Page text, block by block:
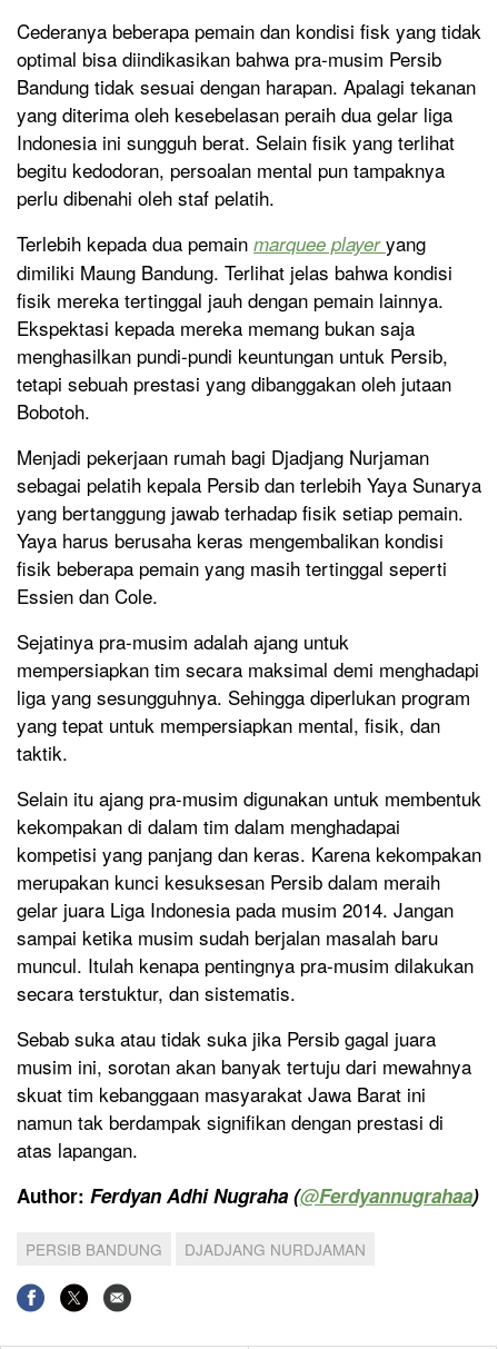
Cederanya beberapa pemain dan kondisi fisk yang tidak
optimal bisa diindikasikan bahwa pra-musim Persib
Bandung tidak sesuai dengan harapan. Apalagi tekanan
yang diterima oleh kesebelasan peraih dua gelar liga
Indonesia ini sungguh berat. Selain fisik yang terlihat
begitu kedodoran, persoalan mental pun tampaknya
perlu dibenahi oleh staf pelatih.
Terlebih kepada dua pemain marquee playeryang
dimiliki Maung Bandung. Terlihat jelas bahwa kondisi
fisik mereka tertinggal jauh dengan pemain lainnya.
Ekspektasi kepada mereka memang bukan saja
menghasilkan pundi-pundi keuntungan untuk Persib,
tetapi sebuah prestasi yang dibanggakan oleh jutaan
Bobotoh.
Menjadi pekerjaan rumah bagi Djadjang Nurjaman
sebagai pelatih kepala Persib dan terlebih Yaya Sunarya
yang bertanggung jawab terhadap fisik setiap pemain.
Yaya harus berusaha keras mengembalikan kondisi
fisik beberapa pemain yang masih tertinggal seperti
Essien dan Cole.
Sejatinya pra-musim adalah ajang untuk
mempersiapkan tim secara maksimal demi menghadapi
liga yang sesungguhnya. Sehingga diperlukan program
yang tepat untuk mempersiapkan mental, fisik, dan
taktik.
Selain itu ajang pra-musim digunakan untuk membentuk
kekompakan di dalam tim dalam menghadapai
kompetisi yang panjang dan keras. Karena kekompakan
merupakan kunci kesuksesan Persib dalam meraih
gelar juara Liga Indonesia pada musim 2014. Jangan
sampai ketika musim sudah berjalan masalah baru
muncul. Itulah kenapa pentingnya pra-musim dilakukan
secara terstuktur, dan sistematis.
Sebab suka atau tidak suka jika Persib gagal juara
musim ini, sorotan akan banyak tertuju dari mewahnya
skuat tim kebanggaan masyarakat Jawa Barat ini
namun tak berdampak signifikan dengan prestasi di
atas lapangan.
Author: Ferdyan Adhi Nugraha (@Ferdyannugrahaa)
PERSIB BANDUNG DJADJANG NURDJAMAN